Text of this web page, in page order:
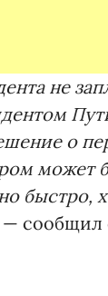
не
о
может
быстро,
— сообщил